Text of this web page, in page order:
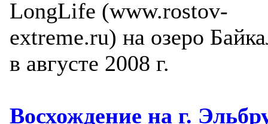
LongLife (www.rostov-
extreme.ru) на озеро
в августе 2008 г.
Восхождение на г.